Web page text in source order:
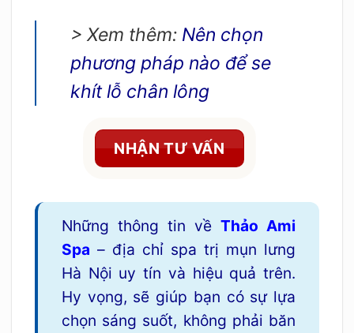
> Xem thêm: Nên chọn
phương pháp nào để se
khít lỗ chân lông
NHẬN TƯ VẤN
Những thông tin vềThảo Ami
Spa – địa chỉ spa trị mụn lưng
Hà Nội uy tín và hiệu quả trên.
Hy vọng, sẽ giúp bạn có sự lựa
chọn sáng suốt, không phải băn